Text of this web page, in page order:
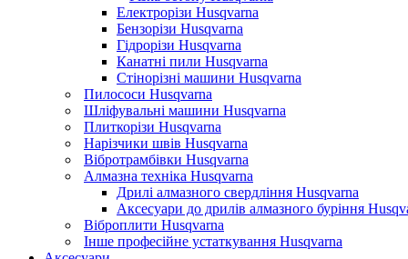
Електрорізи Husqvarna
Бензорізи Husqvarna
Гідрорізи Husqvarna
Канатні пили Husqvarna
Стінорізні машини Husqvarna
Пилососи Husqvarna
Шліфувальні машини Husqvarna
Плиткорізи Husqvarna
Нарізчики швів Husqvarna
Вібротрамбівки Husqvarna
Алмазна техніка Husqvarna
Дрилі алмазного свердління Husqvarna
Аксесуари до дрилів алмазного буріння
Віброплити Husqvarna
Інше професійне устаткування Husqvarna